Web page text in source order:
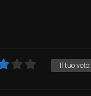
Il tuo voto: